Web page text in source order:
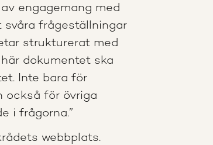
engagemang med
svåra frågeställningar
strukturerat med
dokumentet ska
Inte bara för
också för övriga
i frågorna.”
webbplats.